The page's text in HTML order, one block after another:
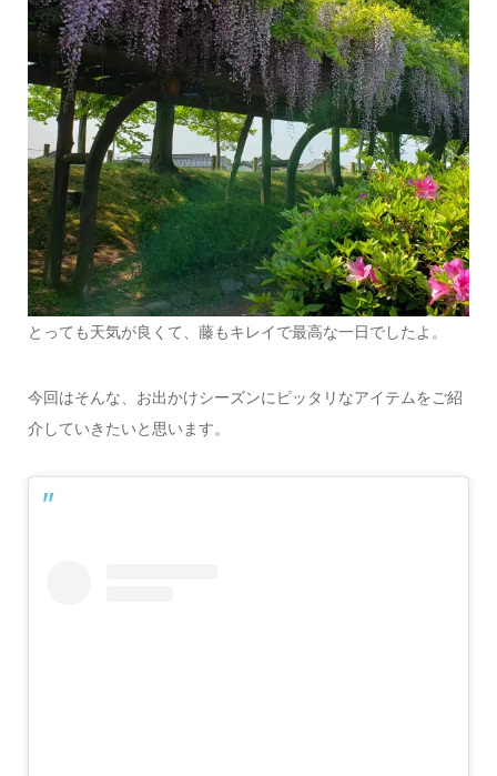
とっても天気が良くて、藤もキレイで最高な一日でしたよ。
今回はそんな、お出かけシーズンにピッタリなアイテムをご紹
介していきたいと思います。